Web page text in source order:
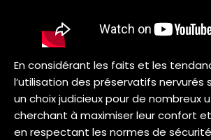
En considérant les faits et les
l’utilisation des préservatifs nervurés
un choix judicieux pour de nombreux
cherchant à maximiser leur confort
en respectant les normes de